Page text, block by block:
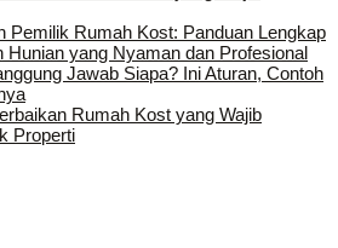
Pemilik Rumah Kost: Panduan Lengkap
Hunian yang Nyaman dan Profesional
Jawab Siapa? Ini Aturan, Contoh
Rumah Kost yang Wajib
Properti